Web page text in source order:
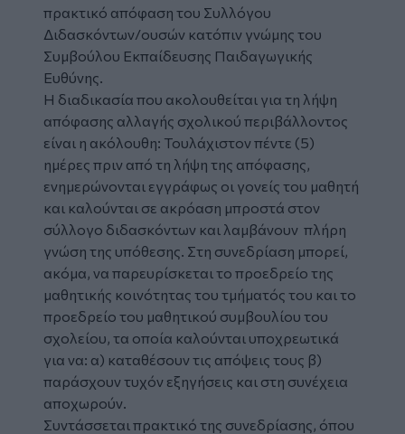
πρακτικό απόφαση του Συλλόγου
Διδασκόντων/ουσών κατόπιν γνώμης του
Συμβούλου Εκπαίδευσης Παιδαγωγικής
Ευθύνης.
Η διαδικασία που ακολουθείται για τη λήψη
απόφασης αλλαγής σχολικού περιβάλλοντος
είναι η ακόλουθη: Τουλάχιστον πέντε (5)
ημέρες πριν από τη λήψη της απόφασης,
ενημερώνονται εγγράφως οι γονείς του μαθητή
και καλούνται σε ακρόαση μπροστά στον
σύλλογο διδασκόντων και λαμβάνουν πλήρη
γνώση της υπόθεσης. Στη συνεδρίαση μπορεί,
ακόμα, να παρευρίσκεται το προεδρείο της
μαθητικής κοινότητας του τμήματός του και το
προεδρείο του μαθητικού συμβουλίου του
σχολείου, τα οποία καλούνται υποχρεωτικά
για να: α) καταθέσουν τις απόψεις τους β)
παράσχουν τυχόν εξηγήσεις και στη συνέχεια
αποχωρούν.
Συντάσσεται πρακτικό της συνεδρίασης, όπου